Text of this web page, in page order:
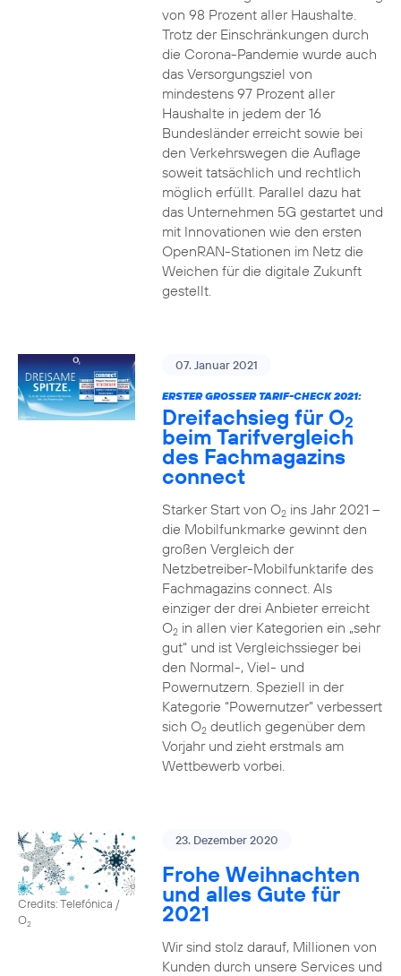
von 98 Prozent aller Haushalte.
Trotz der Einschränkungen durch
die Corona-Pandemie wurde auch
das Versorgungsziel von
mindestens 97 Prozent aller
Haushalte in jedem der 16
Bundesländer erreicht sowie bei
den Verkehrswegen die Auflage
soweit tatsächlich und rechtlich
möglich erfüllt. Parallel dazu hat
das Unternehmen 5G gestartet und
mit Innovationen wie den ersten
OpenRAN-Stationen im Netz die
Weichen für die digitale Zukunft
gestellt.
07. Januar 2021
ERSTER GROSSER TARIF-CHECK 2021:
Dreifachsieg für O2
beim Tarifvergleich
des Fachmagazins
connect
Starker Start von O2ins Jahr 2021 –
die Mobilfunkmarke gewinnt den
großen Vergleich der
Netzbetreiber-Mobilfunktarife des
Fachmagazins connect. Als
einziger der drei Anbieter erreicht
O2in allen vier Kategorien ein „sehr
gut“ und ist Vergleichssieger bei
den Normal-, Viel- und
Powernutzern. Speziell in der
Kategorie “Powernutzer” verbessert
sich O2deutlich gegenüber dem
Vorjahr und zieht erstmals am
Wettbewerb vorbei.
Credits: Telefónica /
O2
23. Dezember 2020
Frohe Weihnachten
und alles Gute für
2021
Wir sind stolz darauf, Millionen von
Kunden durch unsere Services und